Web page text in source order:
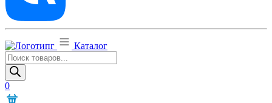
Каталог
Поиск
товаров
0